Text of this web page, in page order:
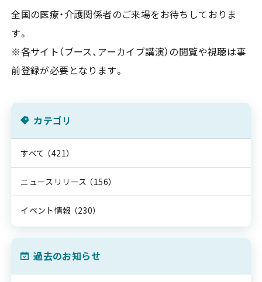
全国の医療・介護関係者のご来場をお待ちしておりま
す。
※各サイト（ブース、アーカイブ講演）の閲覧や視聴は事
前登録が必要となります。
カテゴリ
すべて （421）
ニュースリリース （156）
イベント情報 （230）
過去のお知らせ